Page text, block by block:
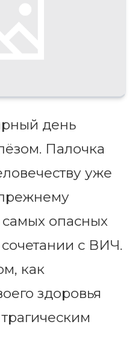
день
Палочка
уже
самых опасных
с ВИЧ.
как
здоровья